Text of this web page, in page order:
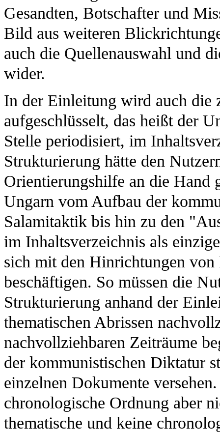
Gesandten, Botschafter und
Bild aus weiteren
auch die Quellenauswahl und
wider.
In der Einleitung wird auch die
aufgeschlüsselt, das heißt der
Stelle periodisiert, im
Strukturierung hätte den
Orientierungshilfe an die Hand
Ungarn vom Aufbau der
Salamitaktik bis hin zu den
im Inhaltsverzeichnis als
sich mit den Hinrichtungen
beschäftigen. So müssen die
Strukturierung anhand der
thematischen Abrissen
nachvollziehbaren Zeiträume
der kommunistischen Diktatur
einzelnen Dokumente
chronologische Ordnung aber
thematische und keine